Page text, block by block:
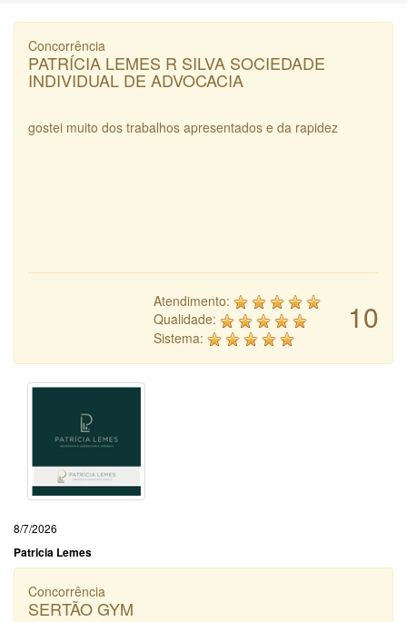
Concorrência
PATRÍCIA LEMES R SILVA SOCIEDADE
INDIVIDUAL DE ADVOCACIA
gostei muito dos trabalhos apresentados e da rapidez
10
Atendimento:
Qualidade:
Sistema:
8/7/2026
Patricia Lemes
Concorrência
SERTÃO GYM